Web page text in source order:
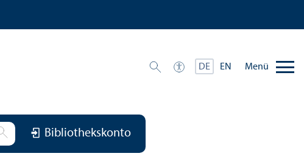
DE EN Menü
Bibliothekskonto